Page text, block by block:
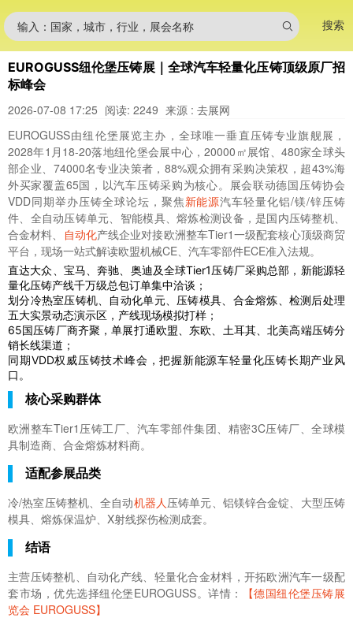
输入：国家，城市，行业，展会名称 搜索
EUROGUSS纽伦堡压铸展｜全球汽车轻量化压铸顶级原厂招
标峰会
2026-07-08 17:25 阅读: 2249 来源 : 去展网
EUROGUSS由纽伦堡展览主办，全球唯一垂直压铸专业旗舰展，
2028年1月18-20落地纽伦堡会展中心，20000㎡展馆、480家全球头
部企业、74000名专业决策者，88%观众拥有采购决策权，超43%海
外买家覆盖65国，以汽车压铸采购为核心。展会联动德国压铸协会
VDD同期举办压铸全球论坛，聚焦新能源汽车轻量化铝/镁/锌压铸
件、全自动压铸单元、智能模具、熔炼检测设备，是国内压铸整机、
合金材料、
自动化产线企业对接欧洲整车Tier1一级配套核心顶级商贸
平台，现场一站式解读欧盟机械CE、汽车零部件ECE准入法规。
直达大众、宝马、奔驰、奥迪及全球Tier1压铸厂采购总部，新能源轻
量化压铸产线千万级总包订单集中洽谈；
划分冷热室压铸机、自动化单元、压铸模具、合金熔炼、检测后处理
五大实景动态演示区，产线现场模拟打样；
65国压铸厂商齐聚，单展打通欧盟、东欧、土耳其、北美高端压铸分
销长线渠道；
同期VDD权威压铸技术峰会，把握新能源车轻量化压铸长期产业风
口。
核心采购群体
欧洲整车Tier1压铸工厂、汽车零部件集团、精密3C压铸厂、全球模
具制造商、合金熔炼材料商。
适配参展品类
冷/热室压铸整机、全自动机器人压铸单元、铝镁锌合金锭、大型压铸
模具、熔炼保温炉、X射线探伤检测成套。
结语
主营压铸整机、自动化产线、轻量化合金材料，开拓欧洲汽车一级配
套市场，优先选择纽伦堡EUROGUSS。详情：
【德国纽伦堡压铸展
览会 EUROGUSS】